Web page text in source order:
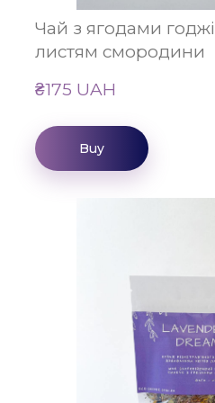
Чай з ягодами
листям смородини
₴175 UAH
Buy